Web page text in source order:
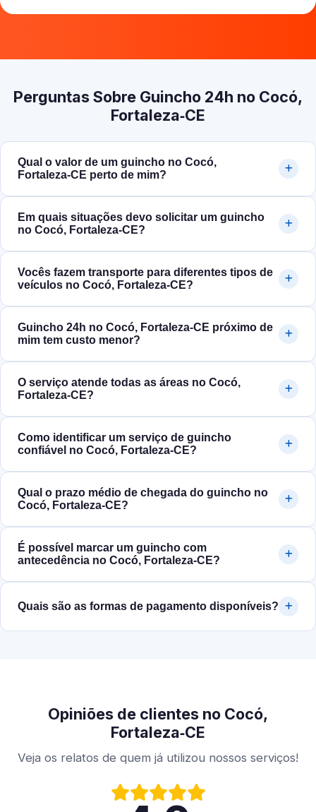
Perguntas Sobre Guincho 24h no Cocó,
Fortaleza‑CE
Qual o valor de um guincho no Cocó,
Fortaleza‑CE perto de mim?
Em quais situações devo solicitar um guincho
no Cocó, Fortaleza‑CE?
Vocês fazem transporte para diferentes tipos de
veículos no Cocó, Fortaleza‑CE?
Guincho 24h no Cocó, Fortaleza‑CE próximo de
mim tem custo menor?
O serviço atende todas as áreas no Cocó,
Fortaleza‑CE?
Como identificar um serviço de guincho
confiável no Cocó, Fortaleza‑CE?
Qual o prazo médio de chegada do guincho no
Cocó, Fortaleza‑CE?
É possível marcar um guincho com
antecedência no Cocó, Fortaleza‑CE?
Quais são as formas de pagamento disponíveis?
Opiniões de clientes no Cocó,
Fortaleza‑CE
Veja os relatos de quem já utilizou nossos serviços!